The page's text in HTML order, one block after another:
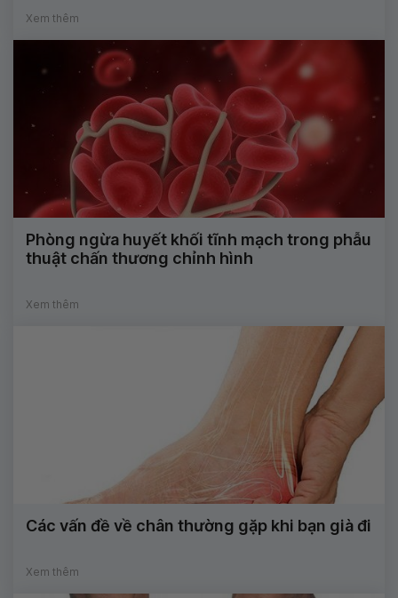
Xem thêm
Phòng ngừa huyết khối tĩnh mạch trong phẫu
thuật chấn thương chỉnh hình
Xem thêm
Các vấn đề về chân thường gặp khi bạn già đi
Xem thêm